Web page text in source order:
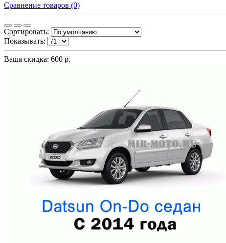
Сравнение товаров (0)
Сортировать:
Показывать:
Ваша скидка: 600 р.